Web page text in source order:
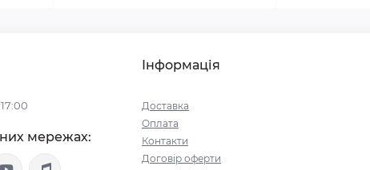
мережах:
Інформація
Доставка
Оплата
Контакти
Договір оферти